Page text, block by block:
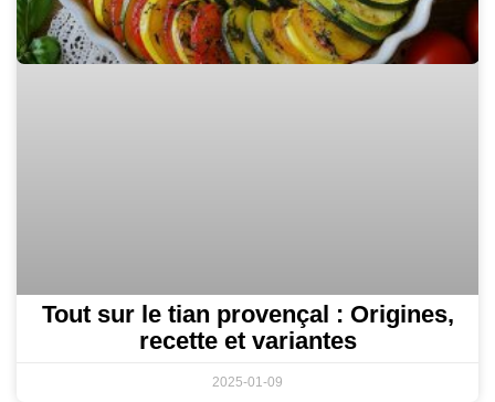
Tout sur le tian provençal : Origines,
recette et variantes
2025-01-09